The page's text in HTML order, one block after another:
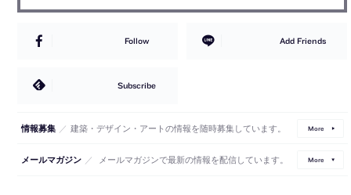
Follow Add Friends
Subscribe
情報募集 ／ 建築・デザイン・アートの情報を随時募集しています。 More
メールマガジン ／ メールマガジンで最新の情報を配信しています。 More